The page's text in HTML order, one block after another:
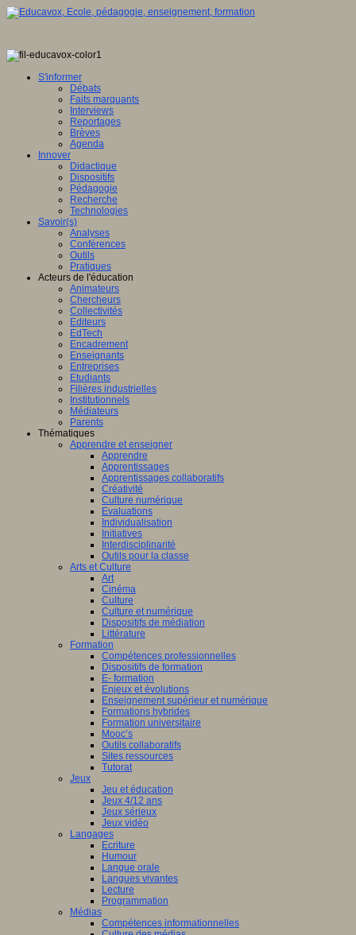
S'informer
Débats
Faits marquants
Interviews
Reportages
Brèves
Agenda
Innover
Didactique
Dispositifs
Pédagogie
Recherche
Technologies
Savoir(s)
Analyses
Conférences
Outils
Pratiques
Acteurs de l'éducation
Animateurs
Chercheurs
Collectivités
Editeurs
EdTech
Encadrement
Enseignants
Entreprises
Etudiants
Filières industrielles
Institutionnels
Médiateurs
Parents
Thématiques
Apprendre et enseigner
Apprendre
Apprentissages
Apprentissages collaboratifs
Créativité
Culture numérique
Evaluations
Individualisation
Initiatives
Interdisciplinarité
Outils pour la classe
Arts et Culture
Art
Cinéma
Culture
Culture et numérique
Dispositifs de médiation
Littérature
Formation
Compétences professionnelles
Dispositifs de formation
E- formation
Enjeux et évolutions
Enseignement supérieur et numérique
Formations hybrides
Formation universitaire
Mooc’s
Outils collaboratifs
Sites ressources
Tutorat
Jeux
Jeu et éducation
Jeux 4/12 ans
Jeux sérieux
Jeux vidéo
Langages
Ecriture
Humour
Langue orale
Langues vivantes
Lecture
Programmation
Médias
Compétences informationnelles